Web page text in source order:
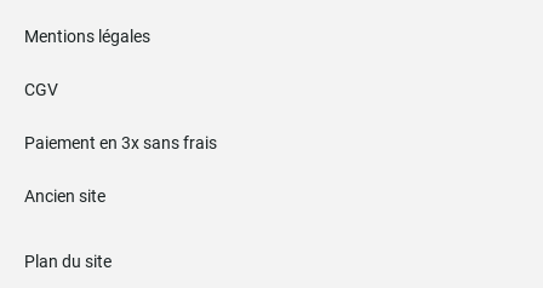
Mentions légales
CGV
Paiement en 3x sans frais
Ancien site
Plan du site